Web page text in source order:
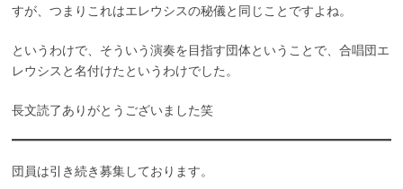
すが、つまりこれはエレウシスの秘儀と同じことですよね。
というわけで、そういう演奏を目指す団体ということで、合唱団エ
レウシスと名付けたというわけでした。
長文読了ありがとうございました笑
団員は引き続き募集しております。